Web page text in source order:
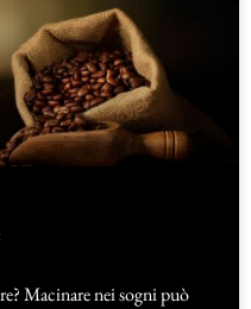
Macinare nei sogni può